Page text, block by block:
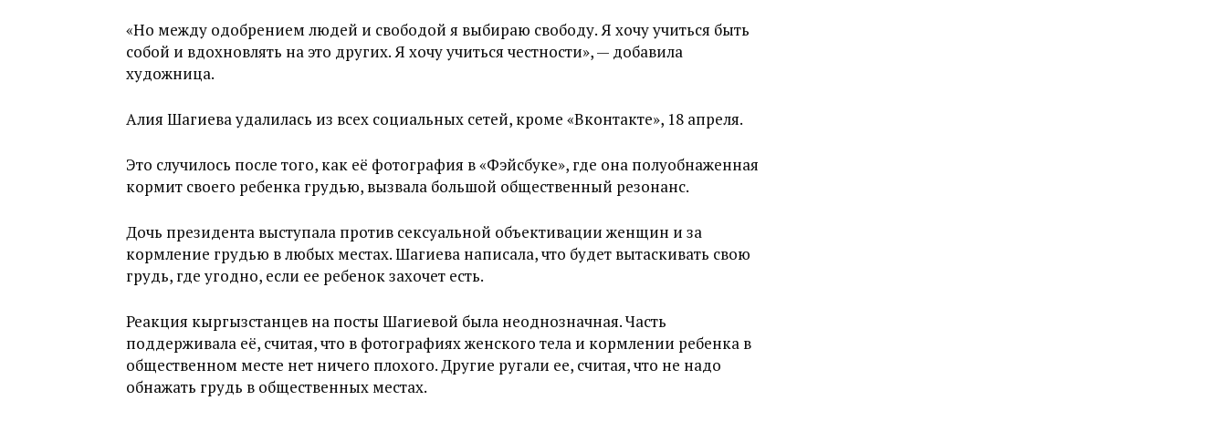
«Но между одобрением людей и свободой я выбираю свободу. Я хочу учиться быть
собой и вдохновлять на это других. Я хочу учиться честности», — добавила
художница.
Алия Шагиева удалилась из всех социальных сетей, кроме «Вконтакте», 18 апреля.
Это случилось после того, как её фотография в «Фэйсбуке», где она полуобнаженная
кормит своего ребенка грудью, вызвала большой общественный резонанс.
Дочь президента выступала против сексуальной объективации женщин и за
кормление грудью в любых местах.Шагиева написала, что будет вытаскивать свою
грудь, где угодно, если ее ребенок захочет есть.
Реакция кыргызстанцев на посты Шагиевой была неоднозначная. Часть
поддерживала её, считая, что в фотографиях женского тела и кормлении ребенка в
общественном месте нет ничего плохого. Другие ругали ее, считая, что не надо
обнажать грудь в общественных местах.